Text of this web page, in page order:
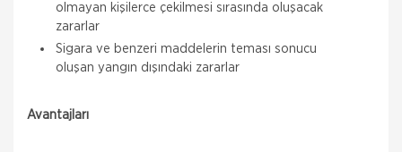
olmayan kişilerce çekilmesi sırasında oluşacak
zararlar
Sigara ve benzeri maddelerin teması sonucu
oluşan yangın dışındaki zararlar
Avantajları